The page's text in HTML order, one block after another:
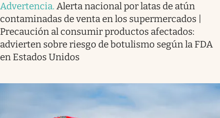
Advertencia. Alerta nacional por latas de atún
contaminadas de venta en los supermercados |
Precaución al consumir productos afectados:
advierten sobre riesgo de botulismo según la FDA
en Estados Unidos